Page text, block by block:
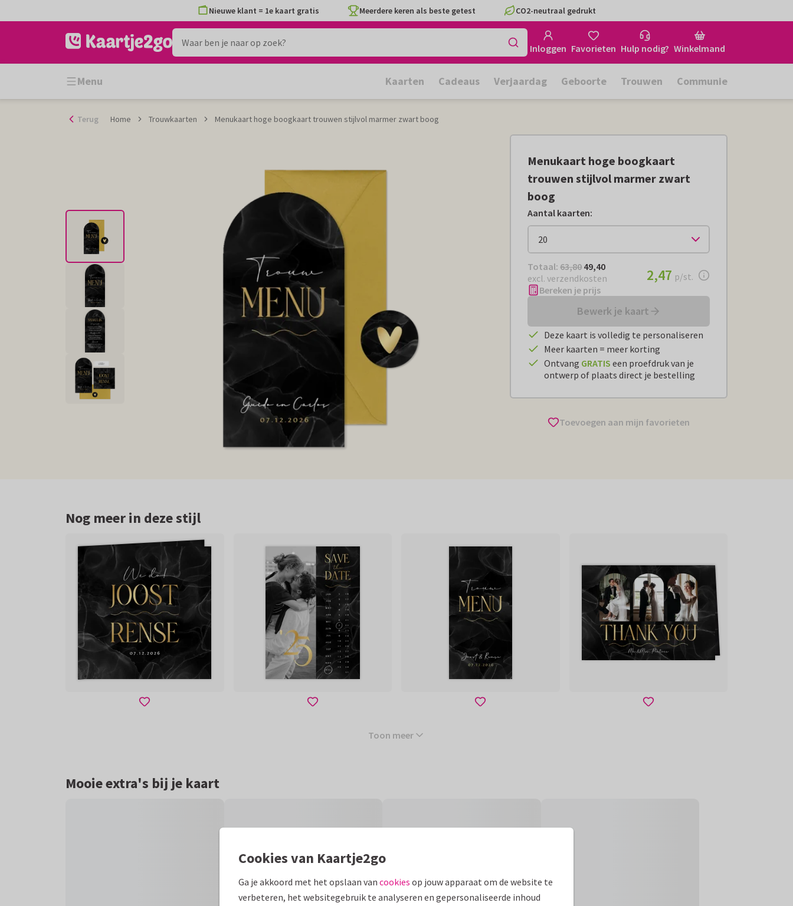
naar
Nieuwe klant = 1e kaart gratis Meerdere keren als beste getest CO2-neutraal gedrukt
Inloggen Favorieten Hulp nodig? Winkelmand
Menu Kaarten Cadeaus Verjaardag Geboorte Trouwen Communie
Terug Home Trouwkaarten Menukaart hoge boogkaart trouwen stijlvol marmer zwart boog
Menukaart hoge boogkaart
trouwen stijlvol marmer zwart
boog
Aantal kaarten:
Totaal: € 49,40
Totaal: 63,80 49,40
excl. verzendkosten
€ 2,47per stuk
2,47 p/st.
Bereken je prijs
Bewerk je kaart
Deze kaart is volledig te personaliseren
Meer kaarten = meer korting
Ontvang GRATIS een proefdruk van je
ontwerp of plaats direct je bestelling
Toevoegen aan mijn favorieten
Nog meer in deze stijl
Toon meer
Mooie extra's bij je kaart
Cookies van Kaartje2go
Ga je akkoord met het opslaan van cookies op jouw apparaat om de website te
verbeteren, het websitegebruik te analyseren en gepersonaliseerde inhoud